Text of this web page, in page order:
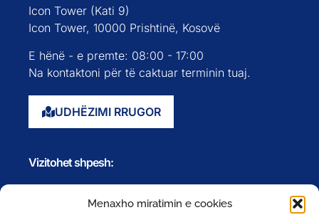
Menaxho miratimin e cookies
Icon Tower (Kati 9)
Icon Tower, 10000 Prishtinë, Kosovë
E hënë - e premte: 08:00 - 17:00
Na kontaktoni për të caktuar terminin tuaj.
UDHËZIMI RRUGOR
Vizitohet shpesh: